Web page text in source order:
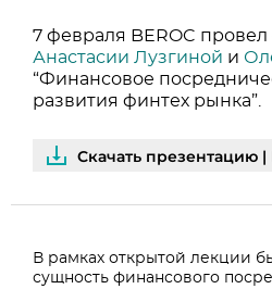
СОБЫТИЯ
7 февраля BEROC
Анастасии Лузгиной и
“Финансовое
развития финтех рынка”.
Скачать презентацию |
В рамках открытой лекции
сущность финансового